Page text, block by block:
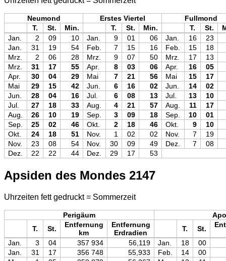
Neumond Erstes Viertel
Fullmond
T.
St. Min. T. St. Min. T. St.
Jan.
2 09 10 Jan. 9 01 06 Jan. 16
23
Jan.
31 19 54 Feb. 7 15 16 Feb. 15
18
Mrz.
2 06 28 Mrz. 9 07 50 Mrz. 17
13
Mrz.
31 17 55 Apr. 8 03 06 Apr. 16
05
Apr.
30 04 29 Mai 7 21 56 Mai 15
17
Mai
29 15 42 Jun. 6 16 02 Jun. 14
02
Jun.
28 04 16 Jul. 6 08 13 Jul. 13
10
Jul.
27 18 33 Aug. 4 21 57 Aug. 11
17
Aug.
26 10 19 Sep. 3 09 18 Sep. 10
01
Sep.
25 02 46 Okt. 2 18 46 Okt. 9
10
Okt.
24 18 51 Nov. 1 02 02 Nov. 7
19
Nov.
23 08 54 Nov. 30 09 49 Dez. 7
08
Dez.
22 22 44 Dez. 29 17 53
Apsiden des Mondes 2147
Uhrzeiten fett gedruckt = Sommerzeit
Perigäum
T.
St.
Entfernung
km
Entfernung
Erdradien
T. St.
Jan. 3 04 357 934 56,119 Jan. 18
00
Jan.
31 17 356 748 55,933 Feb. 14
00